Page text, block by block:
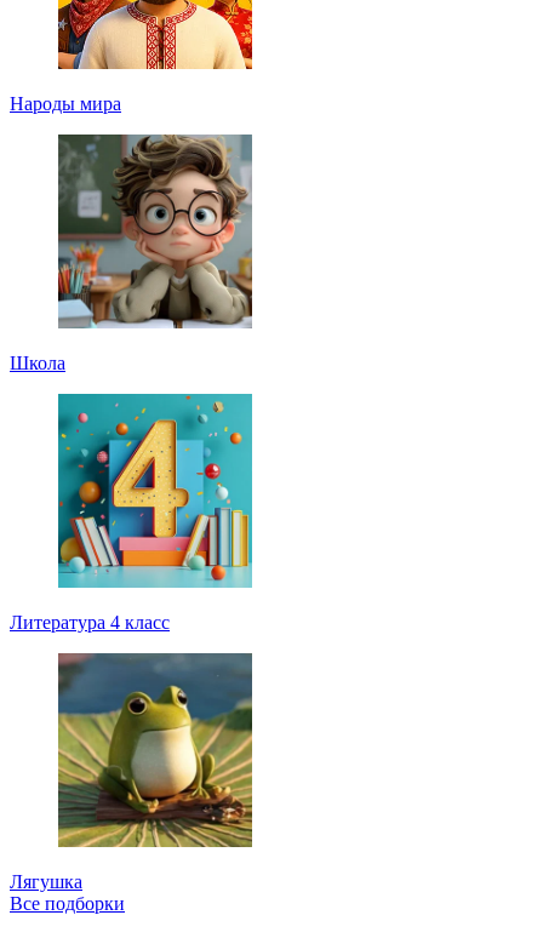
Народы мира
Школа
Литература 4 класс
Лягушка
Все подборки